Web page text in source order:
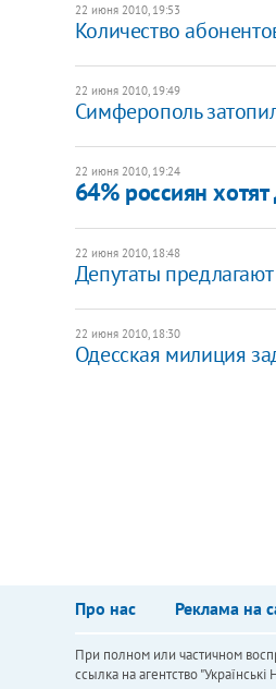
22 июня 2010, 19:53
Количество
22 июня 2010, 19:49
Симферополь
22 июня 2010, 19:24
64% россиян
22 июня 2010, 18:48
Депутаты
22 июня 2010, 18:30
Одесская милиция
Про нас Реклама на
При полном или частичном
ссылка на агентство